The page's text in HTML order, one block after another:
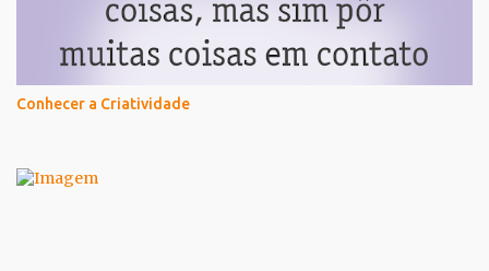
Conhecer a Criatividade